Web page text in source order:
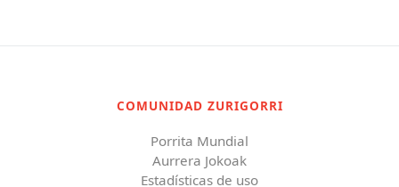
COMUNIDAD ZURIGORRI
Porrita Mundial
Aurrera Jokoak
Estadísticas de uso